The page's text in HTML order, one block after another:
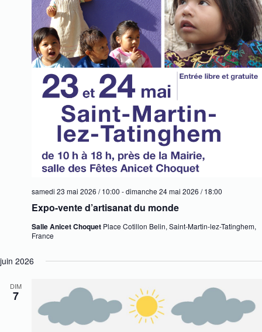
Expo-vente d’artisanat du monde
samedi 23 mai 2026 / 10:00 -dimanche 24 mai 2026 / 18:00
Salle Anicet Choquet Place Cotillon Belin, Saint-Martin-lez-Tatinghem,
France
juin 2026
DIM
7